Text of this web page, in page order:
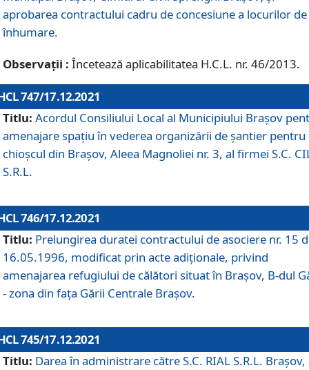
aprobarea contractului cadru de concesiune a locurilor de
înhumare.
Observații : Încetează aplicabilitatea H.C.L. nr. 46/2013.
747/17.12.2021
Titlu: Acordul Consiliului Local al Municipiului Braşov
amenajare spațiu în vederea organizării de șantier pentru
chioșcul din Brașov, Aleea Magnoliei nr. 3, al firmei S.C.
S.R.L.
746/17.12.2021
Titlu: Prelungirea duratei contractului de asociere nr. 15
16.05.1996, modificat prin acte adiționale, privind
amenajarea refugiului de călători situat în Brașov, B-dul
- zona din faţa Gării Centrale Brașov.
745/17.12.2021
Titlu: Darea în administrare către S.C. RIAL S.R.L. Brașov,